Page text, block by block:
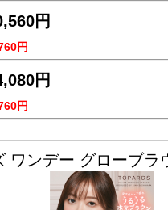
円
円
円
円
ワンデー グローブラ